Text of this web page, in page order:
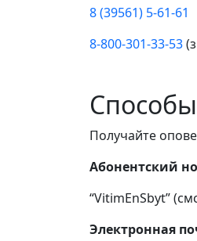
8 (39561) 5-61-61
8-800-301-33-53
Получайте
Абонентский
“VitimEnSbyt”
Электронная